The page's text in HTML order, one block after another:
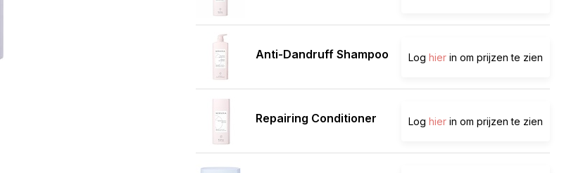
Anti-Dandruff Shampoo Log hierin om prijzen te zien
Repairing Conditioner Log hierin om prijzen te zien